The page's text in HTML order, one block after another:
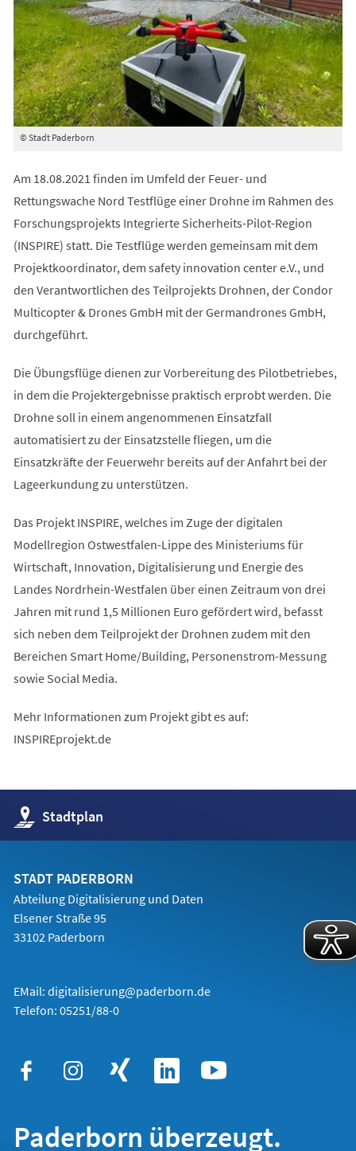
© Stadt Paderborn
Am 18.08.2021 finden im Umfeld der Feuer- und
Rettungswache Nord Testflüge einer Drohne im Rahmen des
Forschungsprojekts Integrierte Sicherheits-Pilot-Region
(INSPIRE) statt. Die Testflüge werden gemeinsam mit dem
Projektkoordinator, dem safety innovation center e.V., und
den Verantwortlichen des Teilprojekts Drohnen, der Condor
Multicopter & Drones GmbH mit der Germandrones GmbH,
durchgeführt.
Die Übungsflüge dienen zur Vorbereitung des Pilotbetriebes,
in dem die Projektergebnisse praktisch erprobt werden. Die
Drohne soll in einem angenommenen Einsatzfall
automatisiert zu der Einsatzstelle fliegen, um die
Einsatzkräfte der Feuerwehr bereits auf der Anfahrt bei der
Lageerkundung zu unterstützen.
Das Projekt INSPIRE, welches im Zuge der digitalen
Modellregion Ostwestfalen-Lippe des Ministeriums für
Wirtschaft, Innovation, Digitalisierung und Energie des
Landes Nordrhein-Westfalen über einen Zeitraum von drei
Jahren mit rund 1,5 Millionen Euro gefördert wird, befasst
sich neben dem Teilprojekt der Drohnen zudem mit den
Bereichen Smart Home/Building, Personenstrom-Messung
sowie Social Media.
Mehr Informationen zum Projekt gibt es auf:
INSPIREprojekt.de
Stadtplan
(Öffnet
in
einem
Tab)
STADT PADERBORN
Abteilung Digitalisierung und Daten
Elsener Straße 95
33102 Paderborn
EMail: digitalisierung@paderborn.de
Telefon: 05251/88-0
Paderborn überzeugt.